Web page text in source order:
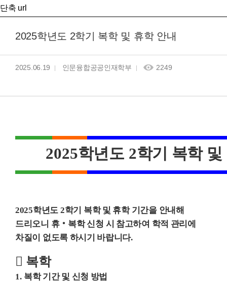
단축 url
2025학년도 2학기 복학 및 휴학 안내
2025.06.19 인문융합공공인재학부 2249
2025학년도 2학기 복학
2025학년도 2학기 복학 및 휴학 기간을 안내해
드리오니 휴‧ 복학 신청 시 참고하여 학적 관리에
차질이 없도록 하시기 바랍니다.
󰊱 복학
1. 복학 기간 및 신청 방법